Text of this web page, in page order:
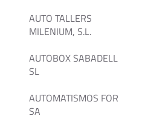
AUTO TALLERS
MILENIUM, S.L.
AUTOBOX SABADELL
SL
AUTOMATISMOS FOR
SA